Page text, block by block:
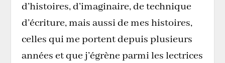
d’histoires, d’imaginaire, de technique
d’écriture, mais aussi de mes histoires,
celles qui me portent depuis plusieurs
années et que j’égrène parmi les lectrices